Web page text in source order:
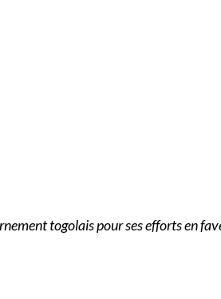
togolais pour ses efforts en